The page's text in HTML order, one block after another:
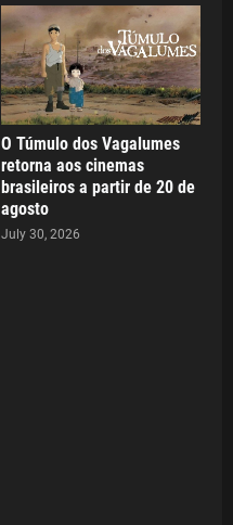
O Túmulo dos Vagalumes
retorna aos cinemas
brasileiros a partir de 20 de
agosto
July 30, 2026